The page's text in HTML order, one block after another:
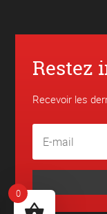
Restez
Recevoir les
0